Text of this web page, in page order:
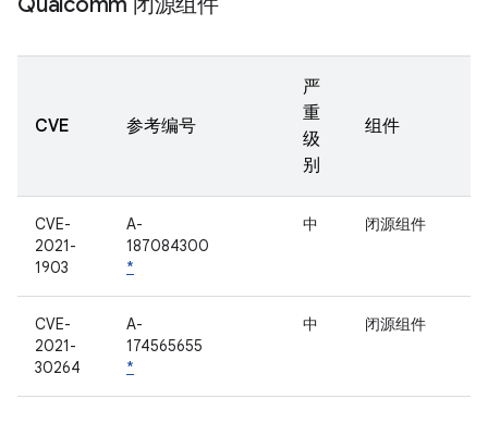
CVE 参考编号
严
重
级
别
组件
CVE-
2021-
1903
A-
187084300
*
中 闭源组件
CVE-
2021-
30264
A-
174565655
*
中 闭源组件